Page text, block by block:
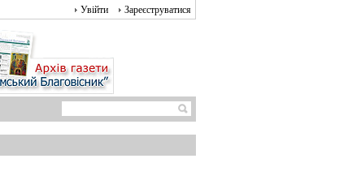
Увійти Зареєструватися